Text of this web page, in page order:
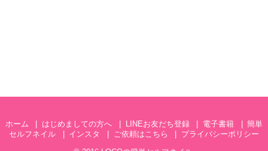
ホーム はじめましての方へ LINEお友だち登録 電子書籍
簡単
セルフネイル
インスタ ご依頼はこちら
プライバシーポリシー